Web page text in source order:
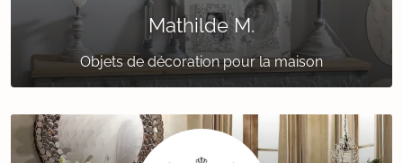
Mathilde M.
Objets de décoration pour la maison